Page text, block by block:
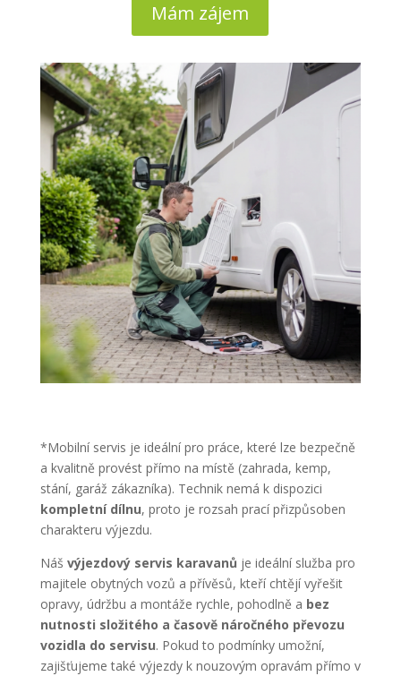
Mám zájem
*Mobilní servis je ideální pro práce, které lze bezpečně
a kvalitně provést přímo na místě (zahrada, kemp,
stání, garáž zákazníka). Technik nemá k dispozici
kompletní dílnu, proto je rozsah prací přizpůsoben
charakteru výjezdu.
Náš výjezdový servis karavanů je ideální služba pro
majitele obytných vozů a přívěsů, kteří chtějí vyřešit
opravy, údržbu a montáže rychle, pohodlně a bez
nutnosti složitého a časově náročného převozu
vozidla do servisu. Pokud to podmínky umožní,
zajišťujeme také výjezdy k nouzovým opravám přímo v